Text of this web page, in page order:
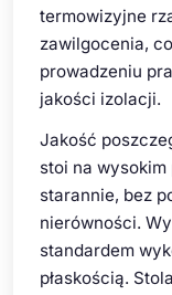
termowizyjne
zawilgocenia,
prowadzeniu
jakości izolacji.
Jakość
stoi na
starannie, bez
nierówności.
standardem
płaskością.